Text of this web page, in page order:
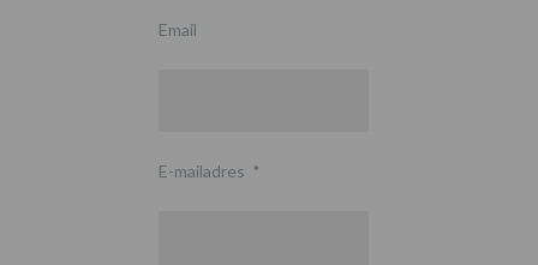
Email
E-mailadres *